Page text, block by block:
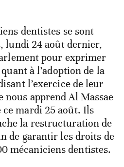
dentistes se sont
lundi 24 août dernier,
pour exprimer
à l’adoption de la
l’exercice de leur
nous apprend Al Massae
ce mardi 25 août. Ils
la restructuration de
de garantir les droits de
mécaniciens dentistes.